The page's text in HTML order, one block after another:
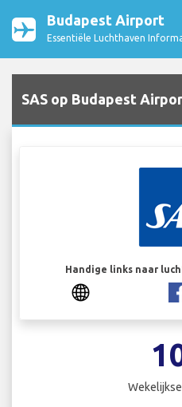
Budapest Airport
Essentiële Luchthaven
SAS op Budapest
Handige links naar